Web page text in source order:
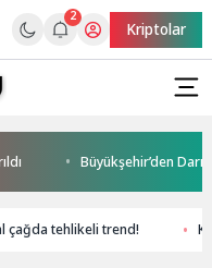
2
Kriptolar
Büyükşehir’den
çağda tehlikeli trend!